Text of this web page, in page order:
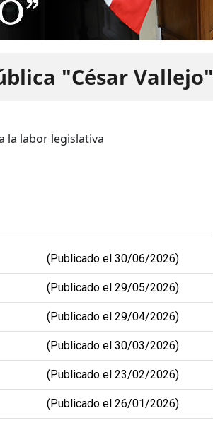
"César Vallejo"
la labor legislativa
(Publicado el 30/06/2026)
(Publicado el 29/05/2026)
(Publicado el 29/04/2026)
(Publicado el 30/03/2026)
(Publicado el 23/02/2026)
(Publicado el 26/01/2026)